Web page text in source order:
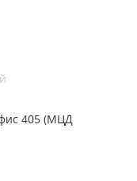
405 (МЦД